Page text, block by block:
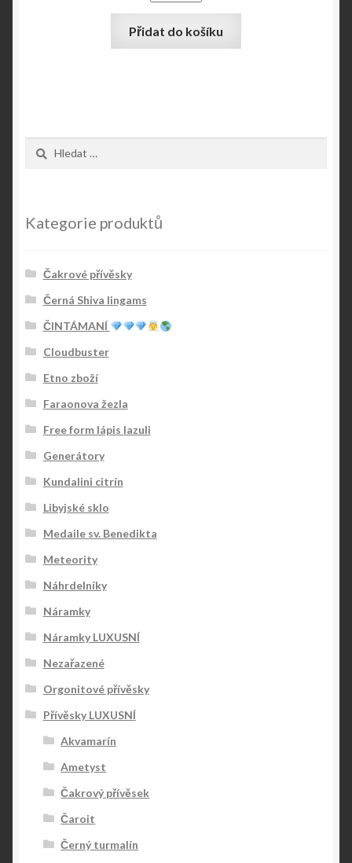
Přidat do košíku
Vyhledávání
Kategorie produktů
Čakrové přívěsky
Černá Shiva lingams
ČINTÁMANÍ
Cloudbuster
Etno zboží
Faraonova žezla
Free form lápis lazuli
Generátory
Kundalini citrín
Libyjské sklo
Medaile sv. Benedikta
Meteority
Náhrdelníky
Náramky
Náramky LUXUSNÍ
Nezařazené
Orgonitové přívěsky
Přívěsky LUXUSNÍ
Akvamarín
Ametyst
Čakrový přívěsek
Čaroit
Černý turmalín